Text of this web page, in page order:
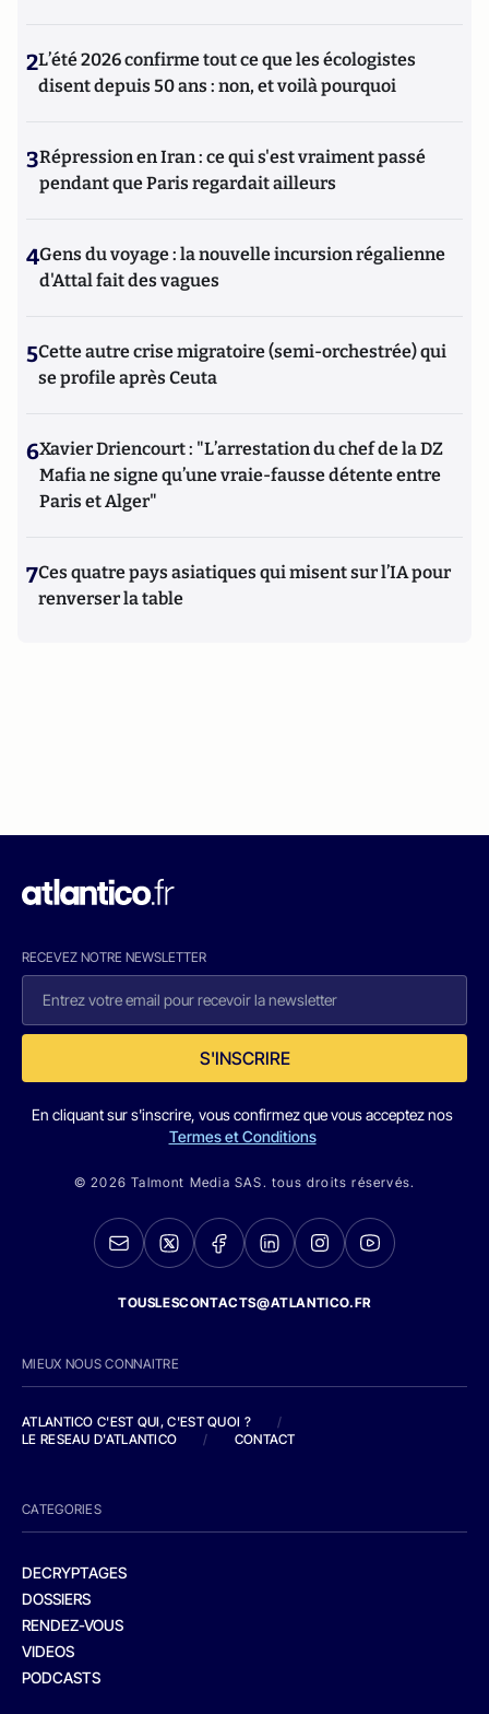
2L’été 2026 confirme tout ce que les écologistes
disent depuis 50 ans : non, et voilà pourquoi
3Répression en Iran : ce qui s'est vraiment passé
pendant que Paris regardait ailleurs
4Gens du voyage : la nouvelle incursion régalienne
d'Attal fait des vagues
5Cette autre crise migratoire (semi-orchestrée) qui
se profile après Ceuta
6Xavier Driencourt : "L’arrestation du chef de la DZ
Mafia ne signe qu’une vraie-fausse détente entre
Paris et Alger"
7Ces quatre pays asiatiques qui misent sur l’IA pour
renverser la table
RECEVEZ NOTRE NEWSLETTER
S'INSCRIRE
En cliquant sur s'inscrire, vous confirmez que vous acceptez nos
Termes et Conditions
© 2026 Talmont Media SAS. tous droits réservés.
TOUSLESCONTACTS@ATLANTICO.FR
MIEUX NOUS CONNAITRE
ATLANTICO C'EST QUI, C'EST QUOI ?
/
LE RESEAU D'ATLANTICO
/ CONTACT
CATEGORIES
DECRYPTAGES
DOSSIERS
RENDEZ-VOUS
VIDEOS
PODCASTS